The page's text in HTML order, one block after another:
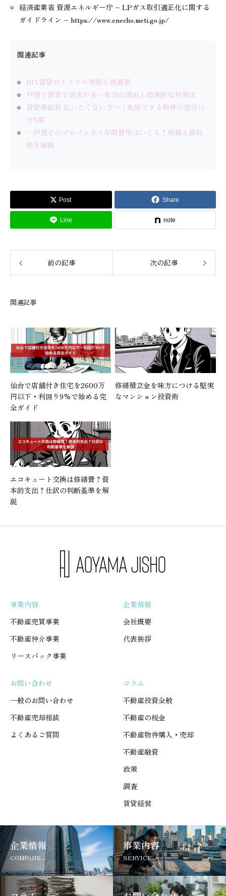
経済産業省 資源エネルギー庁 – LPガス取引適正化に関する
ガイドライン – https://www.enecho.meti.go.jp/
関連記事
DIY賃貸のトラブル実態と回避策
戸建て賃貸で退去が多い本当の理由と効果的な対策法
賃貸保証料 払いたくない方へ｜免除できる物件の見分け
方5選
一戸建てのプロパンガス年間費用はいくら？相場と節約
術を解説
Post Share
Line note
前の記事 次の記事
関連記事
仙台で店舗付き住宅を2600万
円以下・利回り9%で始める完
全ガイド
修繕積立金を味方につける堅実
なマンション投資術
エコキュート交換は修繕費？資
本的支出？仕訳の判断基準を解
説
事業内容
不動産売買事業
不動産仲介事業
リースバック事業
企業情報
会社概要
代表挨拶
お問い合わせ
一般のお問い合わせ
不動産売却相談
よくあるご質問
コラム
不動産投資全般
不動産の税金
不動産物件購入・売却
不動産融資
政策
調査
賃貸経営
企業情報
COMPANY
事業内容
SERVICE